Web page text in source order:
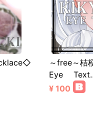
～free～
Eye
¥ 100